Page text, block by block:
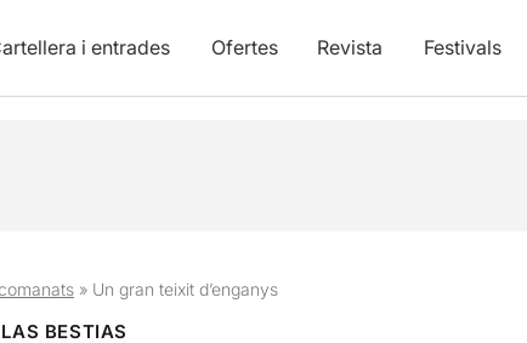
i entrades Ofertes Revista Festivals
» Un gran teixit d’enganys
BESTIAS